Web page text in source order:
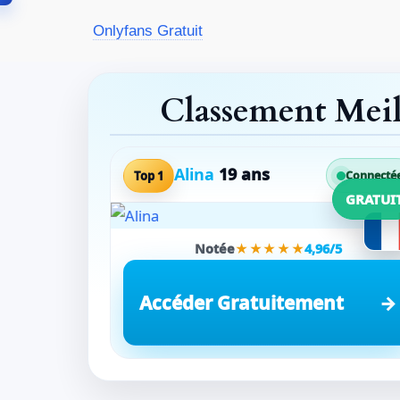
Onlyfans Gratuit
Classement
Top 1 Alina 19 ans
Notée★★★★★4,96/5
Accéder Gratuitement